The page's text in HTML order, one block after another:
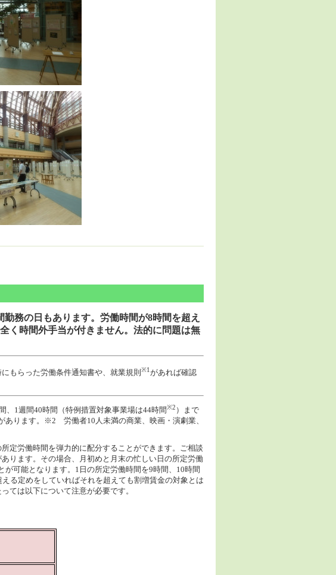
務の日もあります。労働時間が8時間を超え
く時間外手当が付きません。法的に問題は無
もらった労働条件通知書や、就業規則 ※1があれば確認
、1週間40時間（特例措置対象事業場は44時間※2 ）まで
あります。※2 労働者10人未満の商業、映画・演劇業、
定労働時間を弾力的に配分することができます。ご相談
ります。その場合、月初めと月末の忙しい日の所定労働
可能となります。1日の所定労働時間を9時間、10時間
る定めをしていればそれを超えても割増賃金の対象とは
ては以下について注意が必要です。